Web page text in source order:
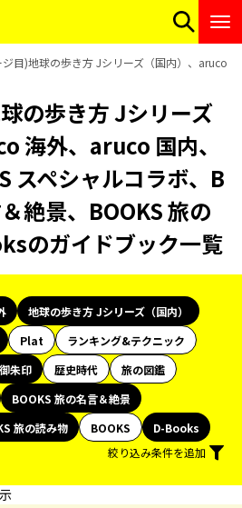
目)地球の歩き方 Jシリーズ（国内）、aruco
の歩き方 Jシリーズ
海外、aruco 国内、
スペシャルコラボ、B
絶景、BOOKS 旅の
のガイドブック一覧
地球の歩き方 Jシリーズ（国内）
Plat
ランキング&テクニック
御朱印 歴史時代
旅の図鑑
BOOKS 旅の名言＆絶景
旅の読み物 BOOKS
D-Books
絞り込み条件を追加